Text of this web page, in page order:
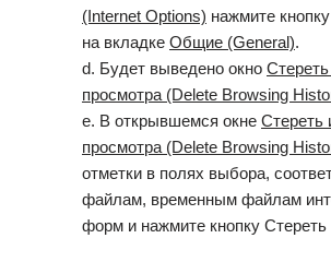
(Internet Options) нажмите
на вкладке Общие (General).
d. Будет выведено окно
просмотра (Delete Browsing
e. В открывшемся окне Стереть
просмотра (Delete Browsing
отметки в полях выбора,
файлам, временным файлам
форм и нажмите кнопку Стереть